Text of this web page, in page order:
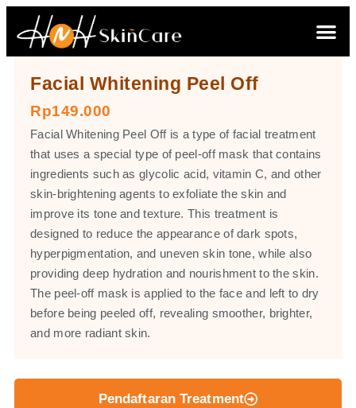
Facial Whitening Peel Off
Rp149.000
Facial Whitening Peel Off is a type of facial treatment
that uses a special type of peel-off mask that contains
ingredients such as glycolic acid, vitamin C, and other
skin-brightening agents to exfoliate the skin and
improve its tone and texture. This treatment is
designed to reduce the appearance of dark spots,
hyperpigmentation, and uneven skin tone, while also
providing deep hydration and nourishment to the skin.
The peel-off mask is applied to the face and left to dry
before being peeled off, revealing smoother, brighter,
and more radiant skin.
Pendaftaran Treatment